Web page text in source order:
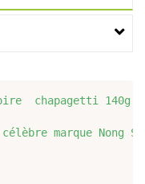
chapagetti
marque Nong